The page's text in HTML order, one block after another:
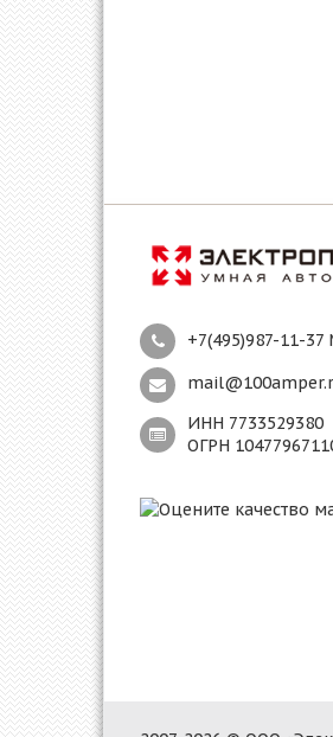
+7(495)987-11-37
ИНН 7733529380
ОГРН